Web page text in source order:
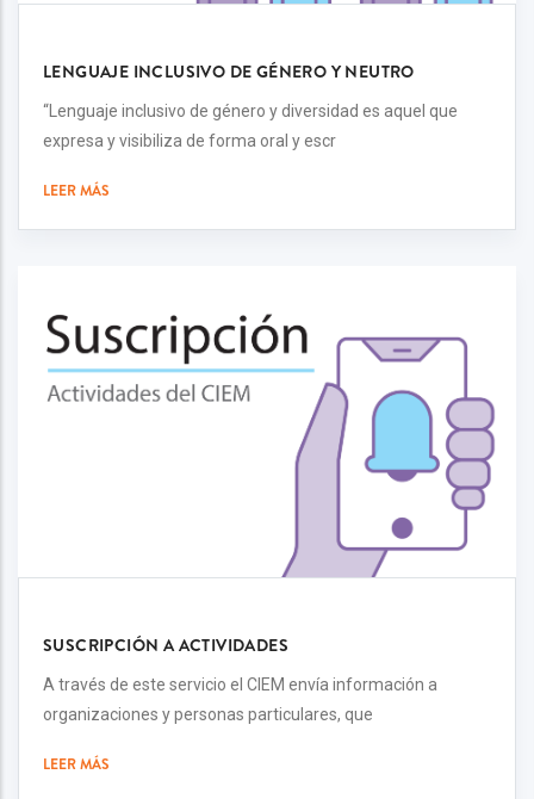
LENGUAJE INCLUSIVO DE GÉNERO Y NEUTRO
“Lenguaje inclusivo de género y diversidad es aquel que
expresa y visibiliza de forma oral y escr
LEER MÁS
SUSCRIPCIÓN A ACTIVIDADES
A través de este servicio el CIEM envía información a
organizaciones y personas particulares, que
LEER MÁS